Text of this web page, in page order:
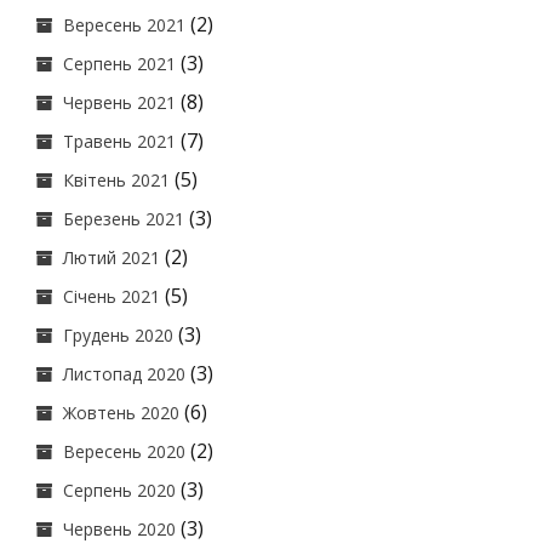
Вересень 2021 (2)
Серпень 2021 (3)
Червень 2021 (8)
Травень 2021 (7)
Квітень 2021 (5)
Березень 2021 (3)
Лютий 2021 (2)
Січень 2021 (5)
Грудень 2020 (3)
Листопад 2020 (3)
Жовтень 2020 (6)
Вересень 2020 (2)
Серпень 2020 (3)
Червень 2020 (3)